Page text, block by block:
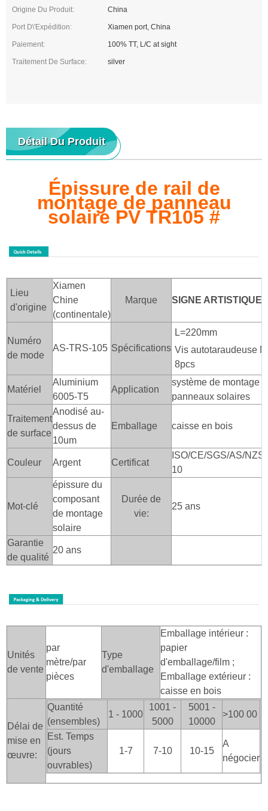
Origine Du Produit: China
Port D\'expédition: Xiamen port, China
Paiement: 100% TT, L/C at sight
Traitement De Surface: silver
Détail Du Produit
Épissure de rail de
montage de panneau
solaire PV TR105 #
Lieu
d'origine
Xiamen
Chine
(continentale)
Marque SIGNE ARTISTIQUE
Numéro
de mode
AS-TRS-105 Spécifications
L=220mm
Vis autotaraudeuse
8pcs
Matériel
Aluminium
6005-T5
Application
système de montage
panneaux solaires
Traitement
de surface
Anodisé au-
dessus de
10um
Emballage caisse en bois
Couleur Argent Certificat
ISO/CE/SGS/AS/
10
Mot-clé
épissure du
composant
de montage
solaire
Durée de
vie:
25 ans
Garantie
de qualité
20 ans
Unités
de vente
par
mètre/par
pièces
Type
d'emballage
Emballage intérieur :
papier
d'emballage/film ;
Emballage extérieur :
caisse en bois
Délai de
mise en
œuvre:
Quantité
(ensembles)
1 - 1000
1001 -
5000
5001 -
10000
>100 00
Est. Temps
(jours
ouvrables)
1-7 7-10 10-15
A
négocier